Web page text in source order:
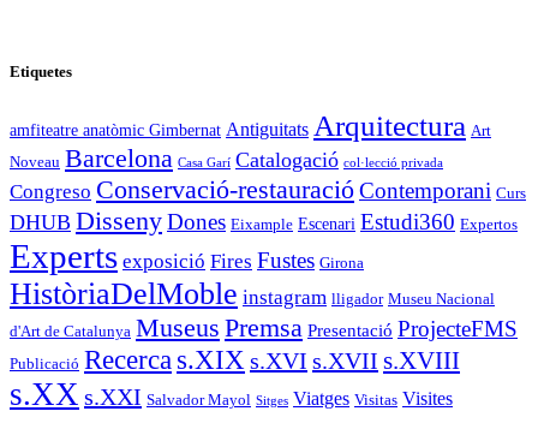
Etiquetes
amfiteatre anatòmic Gimbernat Antiguitats Arquitectura Art
Noveau Barcelona Casa Garí Catalogació col·lecció privada
Congreso Conservació-restauracióContemporani Curs
DHUB Disseny Dones Eixample Escenari Estudi360 Expertos
Experts exposició Fires Fustes Girona
HistòriaDelMoble instagram lligador Museu Nacional
d'Art de Catalunya Museus Premsa Presentació ProjecteFMS
Publicació Recerca s.XIXs.XVI s.XVII s.XVIII
s.XX s.XXI Salvador Mayol Sitges Viatges Visitas Visites